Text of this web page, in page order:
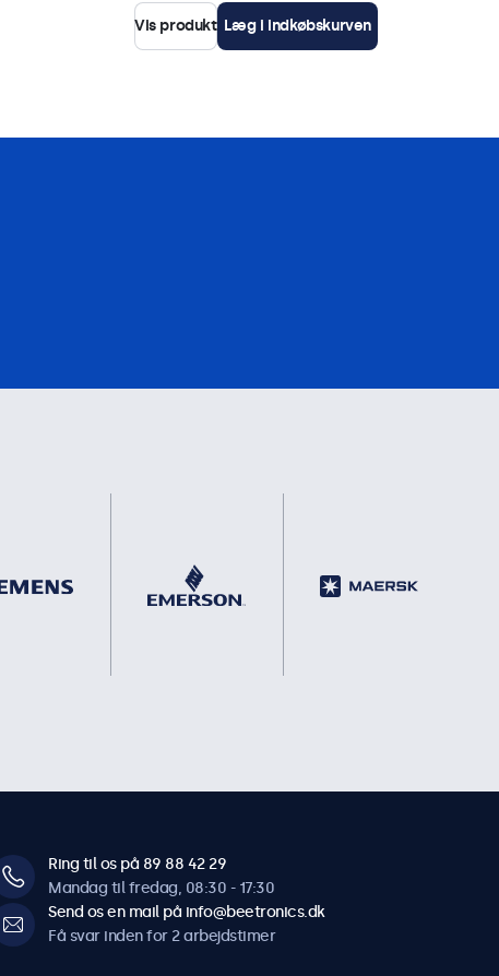
Vis produkt Læg i indkøbskurven
Ring til os på 89 88 42 29
Mandag til fredag, 08:30 - 17:30
Send os en mail på info@beetronics.dk
Få svar inden for 2 arbejdstimer